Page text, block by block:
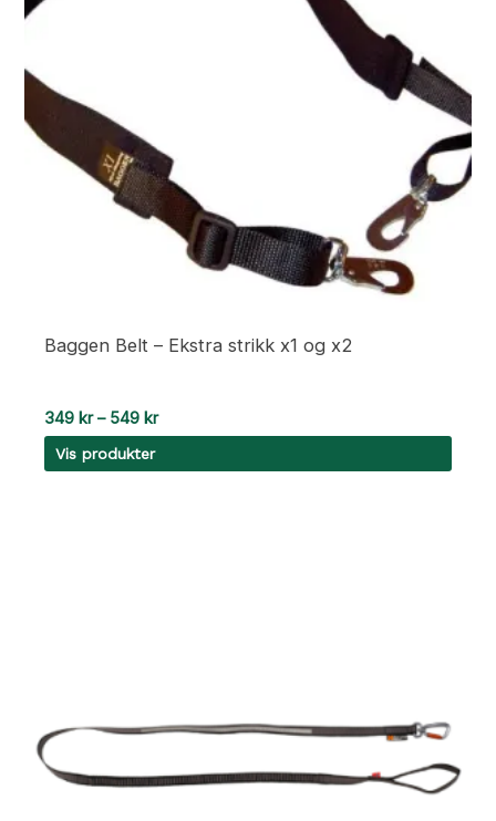
Baggen Belt – Ekstra strikk x1 og x2
349 kr – 549 krPrisområde:
349 kr
549 kr
Vis produkter